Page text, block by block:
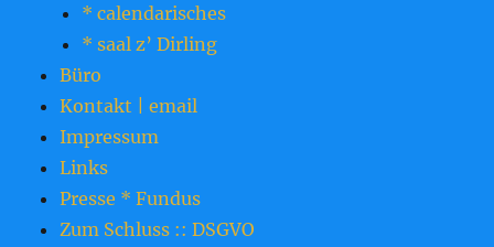
* calendarisches
* saal z’ Dirling
Büro
Kontakt | email
Impressum
Links
Presse * Fundus
Zum Schluss :: DSGVO